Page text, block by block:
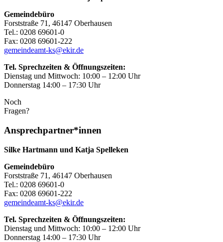
Gemeindebüro
Forststraße 71, 46147 Oberhausen
Tel.: 0208 69601-0
Fax: 0208 69601-222
gemeindeamt-ks@ekir.de
Tel. Sprechzeiten & Öffnungszeiten:
Dienstag und Mittwoch: 10:00 – 12:00 Uhr
Donnerstag 14:00 – 17:30 Uhr
Noch
Fragen?
Ansprechpartner*innen
Silke Hartmann und Katja Spelleken
Gemeindebüro
Forststraße 71, 46147 Oberhausen
Tel.: 0208 69601-0
Fax: 0208 69601-222
gemeindeamt-ks@ekir.de
Tel. Sprechzeiten & Öffnungszeiten:
Dienstag und Mittwoch: 10:00 – 12:00 Uhr
Donnerstag 14:00 – 17:30 Uhr